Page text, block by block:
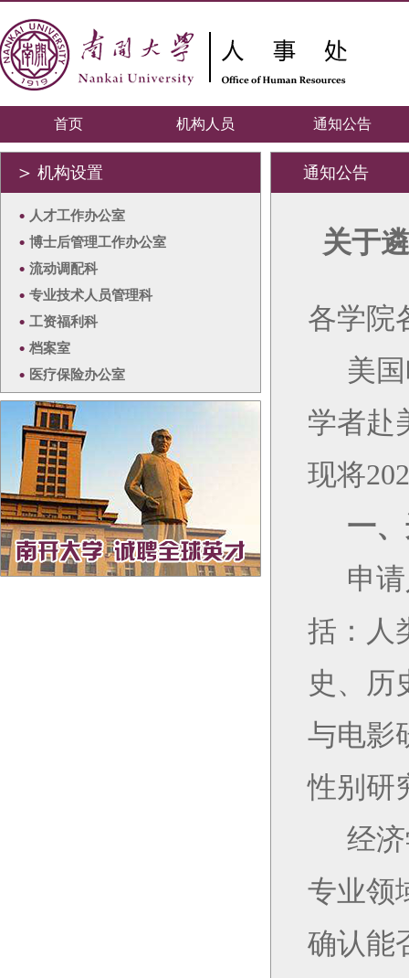
首页 机构人员 通知公告
＞ 机构设置
• 人才工作办公室
• 博士后管理工作办公室
• 流动调配科
• 专业技术人员管理科
• 工资福利科
• 档案室
• 医疗保险办公室
通知公告
关于
各学院
美
学者赴
现将202
一
申
括： 人
史、历
与电影
性别研
经
专业领
确认能